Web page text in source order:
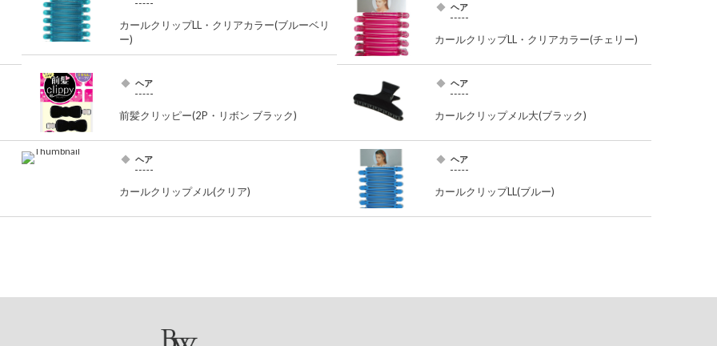
カールクリップLL・クリアカラー(ブルーベリ
ー)
ヘア
カールクリップLL・クリアカラー(チェリー)
ヘア
前髪クリッピー(2P・リボン ブラック)
ヘア
カールクリップメル大(ブラック)
ヘア
カールクリップメル(クリア)
ヘア
カールクリップLL(ブルー)